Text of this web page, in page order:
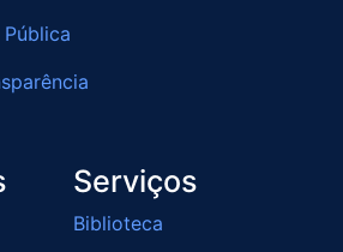
Serviços
Biblioteca